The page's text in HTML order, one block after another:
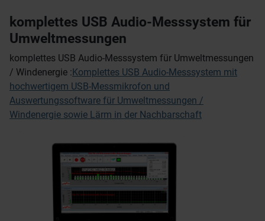
komplettes USB Audio-Messsystem für
Umweltmessungen
komplettes USB Audio-Messsystem für Umweltmessungen
/ Windenergie : Komplettes USB Audio-Messsystem mit
hochwertigem USB-Messmikrofon und
Auswertungssoftware für Umweltmessungen /
Windenergie sowie Lärm in der Nachbarschaft